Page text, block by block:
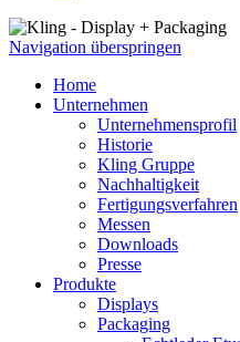
Navigation überspringen
Home
Unternehmen
Unternehmensprofil
Historie
Kling Gruppe
Nachhaltigkeit
Fertigungsverfahren
Messen
Downloads
Presse
Produkte
Displays
Packaging